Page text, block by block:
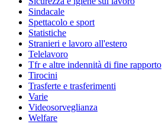
Sindacale
Spettacolo e sport
Statistiche
Stranieri e lavoro all'estero
Telelavoro
Tfr e altre indennità di fine rapporto
Tirocini
Trasferte e trasferimenti
Varie
Videosorveglianza
Welfare